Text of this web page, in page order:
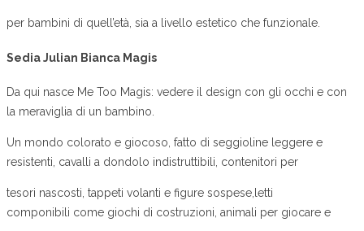
per bambini di quell’età, sia a livello estetico che funzionale.
Sedia Julian Bianca Magis
Da qui nasce Me Too Magis: vedere il design con gli occhi e con
la meraviglia di un bambino.
Un mondo colorato e giocoso, fatto di seggioline leggere e
resistenti, cavalli a dondolo indistruttibili, contenitori per
tesori nascosti, tappeti volanti e figure sospese,letti
componibili come giochi di costruzioni, animali per giocare e